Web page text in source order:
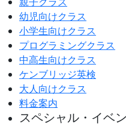
幼児向けクラス
小学生向けクラス
プログラミングクラス
中高生向けクラス
ケンブリッジ英検
大人向けクラス
料金案内
スペシャル・イベ